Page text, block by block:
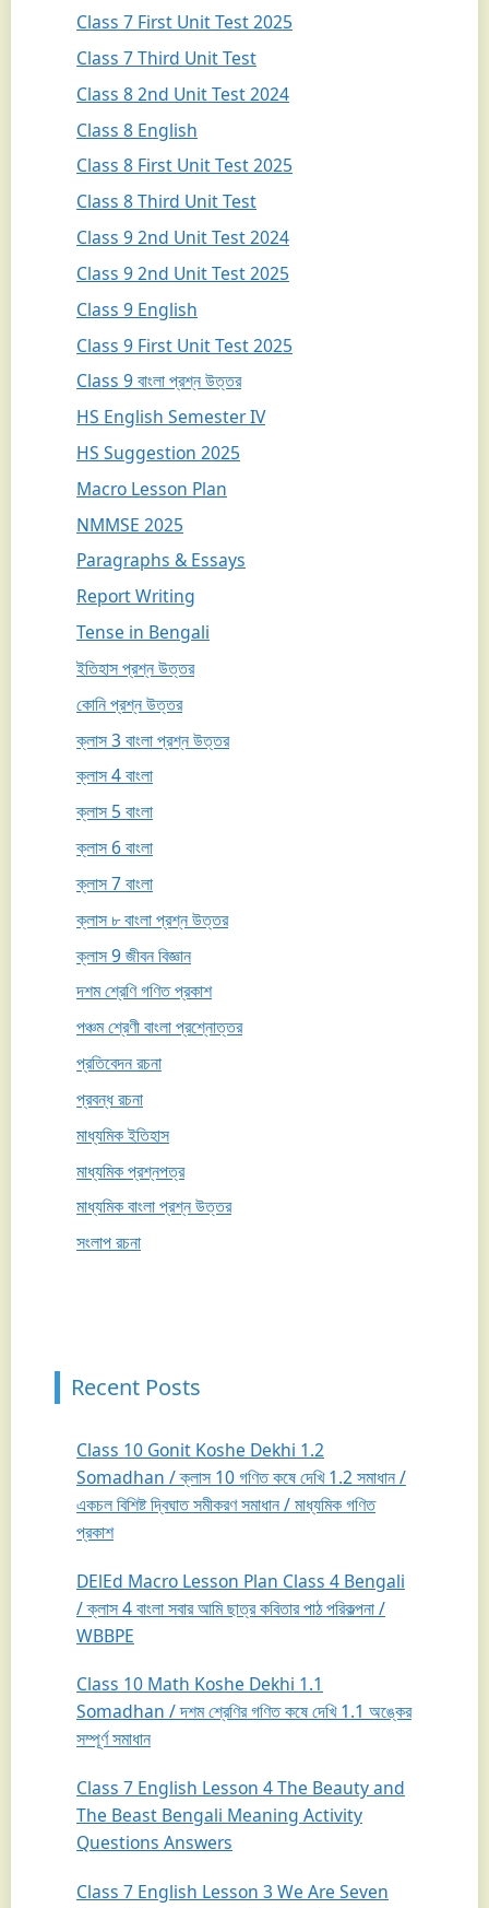
Class 7 First Unit Test 2025
Class 7 Third Unit Test
Class 8 2nd Unit Test 2024
Class 8 English
Class 8 First Unit Test 2025
Class 8 Third Unit Test
Class 9 2nd Unit Test 2024
Class 9 2nd Unit Test 2025
Class 9 English
Class 9 First Unit Test 2025
Class 9 বাংলা প্রশ্ন উত্তর
HS English Semester IV
HS Suggestion 2025
Macro Lesson Plan
NMMSE 2025
Paragraphs & Essays
Report Writing
Tense in Bengali
ইতিহাস প্রশ্ন উত্তর
কোনি প্রশ্ন উত্তর
ক্লাস 3 বাংলা প্রশ্ন উত্তর
ক্লাস 4 বাংলা
ক্লাস 5 বাংলা
ক্লাস 6 বাংলা
ক্লাস 7 বাংলা
ক্লাস ৮ বাংলা প্রশ্ন উত্তর
ক্লাস 9 জীবন বিজ্ঞান
দশম শ্রেণি গণিত প্রকাশ
পঞ্চম শ্রেণী বাংলা প্রশ্নোত্তর
প্রতিবেদন রচনা
প্রবন্ধ রচনা
মাধ্যমিক ইতিহাস
মাধ্যমিক প্রশ্নপত্র
মাধ্যমিক বাংলা প্রশ্ন উত্তর
সংলাপ রচনা
Recent Posts
Class 10 Gonit Koshe Dekhi 1.2
Somadhan / ক্লাস 10 গণিত কষে দেখি 1.2 সমাধান /
একচল বিশিষ্ট দ্বিঘাত সমীকরণ সমাধান / মাধ্যমিক গণিত
প্রকাশ
DElEd Macro Lesson Plan Class 4 Bengali
/ ক্লাস 4 বাংলা সবার আমি ছাত্র কবিতার পাঠ পরিকল্পনা /
WBBPE
Class 10 Math Koshe Dekhi 1.1
Somadhan / দশম শ্রেণির গণিত কষে দেখি 1.1 অঙ্কের
সম্পূর্ণ সমাধান
Class 7 English Lesson 4 The Beauty and
The Beast Bengali Meaning Activity
Questions Answers
Class 7 English Lesson 3 We Are Seven